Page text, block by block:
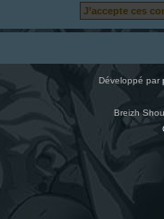
Développé par
Breizh